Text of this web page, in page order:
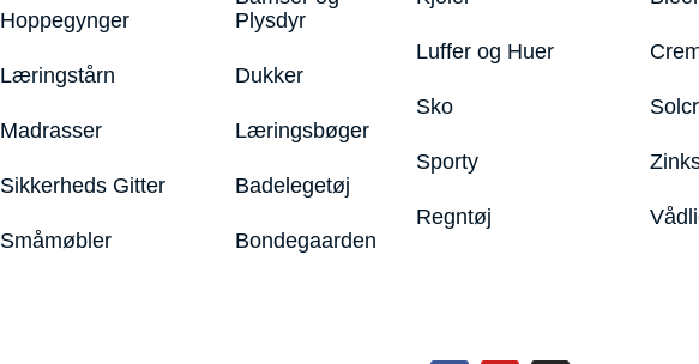
Hoppegynger
Læringstårn
Madrasser
Sikkerheds Gitter
Småmøbler
Plysdyr
Dukker
Læringsbøger
Badelegetøj
Bondegaarden
Luffer og Huer
Sko
Sporty
Regntøj